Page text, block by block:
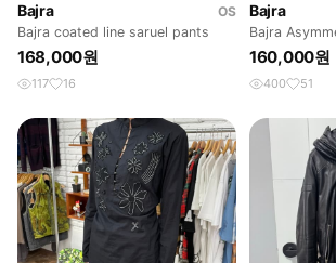
Bajra
OS
Bajra coated line saruel pants
168,000원
117 16
Bajra
Bajra
Jacket
160,000원
400 51